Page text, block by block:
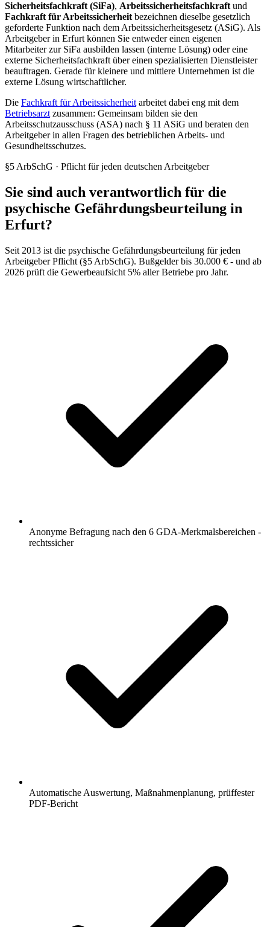
Sicherheitsfachkraft (SiFa), Arbeitssicherheitsfachkraft und
Fachkraft für Arbeitssicherheit bezeichnen dieselbe gesetzlich
geforderte Funktion nach dem Arbeitssicherheitsgesetz (ASiG). Als
Arbeitgeber in Erfurt können Sie entweder einen eigenen
Mitarbeiter zur SiFa ausbilden lassen (interne Lösung) oder eine
externe Sicherheitsfachkraft über einen spezialisierten Dienstleister
beauftragen. Gerade für kleinere und mittlere Unternehmen ist die
externe Lösung wirtschaftlicher.
Die Fachkraft für Arbeitssicherheit arbeitet dabei eng mit dem
Betriebsarzt zusammen: Gemeinsam bilden sie den
Arbeitsschutzausschuss (ASA) nach § 11 ASiG und beraten den
Arbeitgeber in allen Fragen des betrieblichen Arbeits- und
Gesundheitsschutzes.
§5 ArbSchG · Pflicht für jeden deutschen Arbeitgeber
Sie sind auch verantwortlich für die
psychische Gefährdungsbeurteilung in
Erfurt?
Seit 2013 ist die psychische Gefährdungsbeurteilung für jeden
Arbeitgeber Pflicht (§5 ArbSchG). Bußgelder bis 30.000 € - und ab
2026 prüft die Gewerbeaufsicht 5% aller Betriebe pro Jahr.
Anonyme Befragung nach den 6 GDA-Merkmalsbereichen -
rechtssicher
Automatische Auswertung, Maßnahmenplanung, prüffester
PDF-Bericht